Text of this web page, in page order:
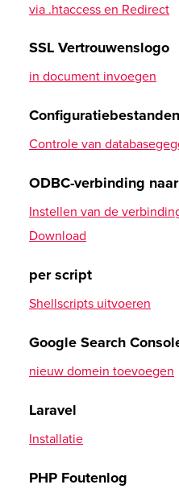
Integratie Let's Encrypt-
Invoegen extern SSL-
Map abonneren
iOS Mail
E-mailaccount instellen
SMTP-authenticatie
eM Client
E-mailaccount instellen
Samsung Galaxy S10
E-mailaccount (IMAP)
Gmail-app
E-mailaccount instellen
Huawei Mail-app
E-mailaccount (IMAP)
Vivaldi Browser
E-mailaccount instellen
CardDAV -
via .htaccess en Redirect
SSL Vertrouwenslogo
in document invoegen
Configuratiebestanden
Controle van
ODBC-verbinding
Instellen van de
Download
per script
Shellscripts uitvoeren
Google Search
nieuw domein toevoegen
Laravel
Installatie
PHP Foutenlog